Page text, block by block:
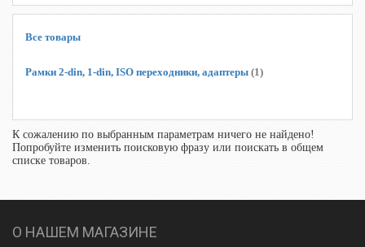
Все товары
Рамки 2-din, 1-din, ISO переходники, адаптеры (1)
К сожалению по выбранным параметрам ничего не найдено!
Попробуйте изменить поисковую фразу или поискать в общем
списке товаров.
О НАШЕМ МАГАЗИНЕ